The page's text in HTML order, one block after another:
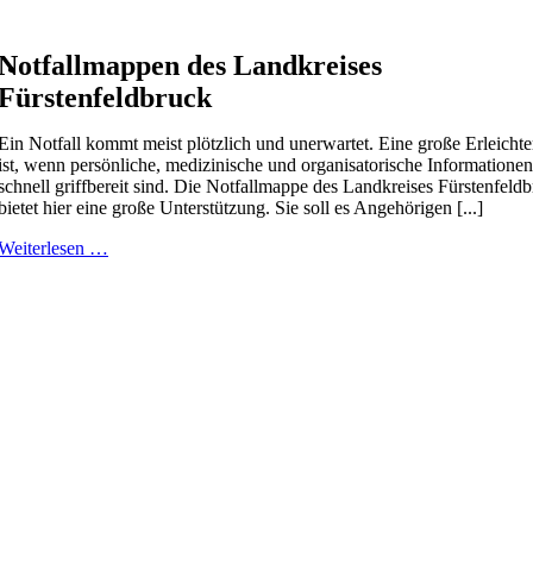
des Landkreises
Notfall kommt meist plötzlich und unerwartet. Eine große
wenn persönliche, medizinische und organisatorische Informationen
griffbereit sind. Die Notfallmappe des Landkreises
hier eine große Unterstützung. Sie soll es Angehörigen [...]
…